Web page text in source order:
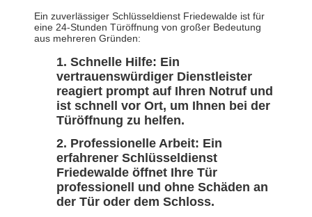
Ein zuverlässiger Schlüsseldienst Friedewalde ist für
eine 24-Stunden Türöffnung von großer Bedeutung
aus mehreren Gründen:
Schnelle Hilfe: Ein
vertrauenswürdiger Dienstleister
reagiert prompt auf Ihren Notruf und
ist schnell vor Ort, um Ihnen bei der
Türöffnung zu helfen.
Professionelle Arbeit: Ein
erfahrener Schlüsseldienst
Friedewalde öffnet Ihre Tür
professionell und ohne Schäden an
der Tür oder dem Schloss.